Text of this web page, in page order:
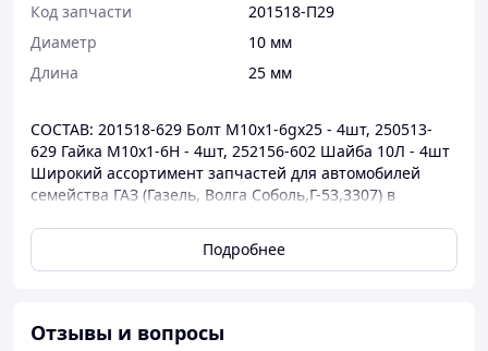
Код запчасти
201518-П29
Диаметр
10 мм
Длина
25 мм
СОСТАВ: 201518-629 Болт М10х1-6gх25 - 4шт, 250513-
629 Гайка М10х1-6Н - 4шт, 252156-602 Шайба 10Л - 4шт
Широкий ассортимент запчастей для автомобилей
семейства ГАЗ (Газель, Волга Соболь,Г-53,3307) в
Подробнее
Отзывы и вопросы